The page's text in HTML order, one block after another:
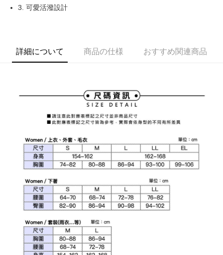
説明
的に OP Pay Later の取引プロセスに移行し、携帯番号を確認後、分割払
いの回数や支払い期限を選択し、支払いを確認すると取引が完了します。
合、注文は自動的にキャンセルされます。「転専審査」に未通過の状況が
発生した場合は、システムの評価基準に達していないことを意味し、評価
内容についての説明はいたしかねます。
【支払い方法の説明】
1. 分割払いの金額は電信請求書に統合されず、「OP Pay Later」は毎月の
締め日後に支払いリマインダーのSMSを送信します。
2. SMSのリンクを通じて請求書を開いた後、「コンビニバーコード／台湾
支払いを選択できます。
【注意事項】
1. 本サービスは「台湾大哥大株式会社」（以下「当社」といいます）によ
って提供され、ユーザーが取引時に本サービスを通じて商品やサービスを
購入できるようにし、店舗が売買／分割払い売買の債権を当社に譲渡した
後、契約に基づいて当社の請求書で帳款を支払うことになります。
2. 「OP Pay Later」を利用する契約関係の目的から、店舗はあなたの個人
一、 AFTEE代金後払いについて
1.お支払い方法でAFTEE代金後払いを選択すると、携帯電話認証ウィンド
ウが表示されます。
4.ご注文が完了すると、携帯に支払い通知のSMSが届きます。アプリ会員
の場合は、AFTEE アプリプッシュ通知が届きます。
5.商品受け取り時のお支払いは不要です。商品を確かめてから、SMSまた
グでお支払いください。
代金納付期限は最短で 14 日以内ですので、ご注意ください。AFTEE アプ
リをダウンロードして AFTEE 会員になるとお支払い期限を最長 45 日以内
まで延長できます。
お支払期限は、ショップが請求した期日と、AFTEEで延長できる日数をも
とに計算されます。AFTEEで注文すると、商品を受け取るまで支払い期限
を延長できますが、商品を期限内に受け取れない場合があります（例：予
わらず、AFTEEで指定された期限内にお支払いください。
二、支払い限度額
1.初回 AFTEEを ご利用の際に、認証結果及び当社の審査の結果に基づ
ATM払い
全家取貨付款
付款後全家取貨
送料無料
萊爾富取貨付款
送料無料
付款後萊爾富取貨
送料無料
7-11取貨付款
送料無料
付款後7-11取貨
3. 可愛活潑設計
詳細について 商品の仕様 おすすめ関連商品